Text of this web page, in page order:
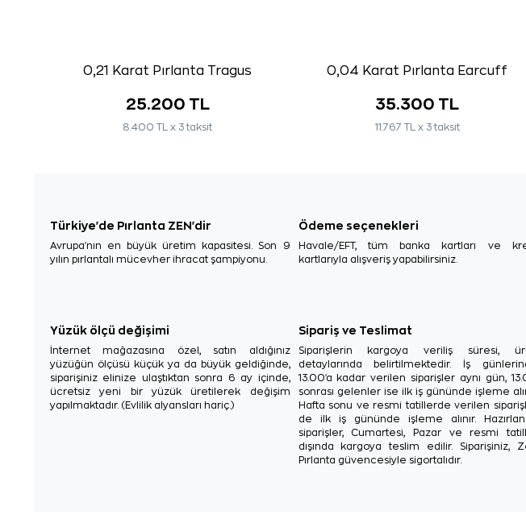
0,21 Karat Pırlanta Tragus
25.200 TL
8.400 TL x 3 taksit
0,04 Karat Pırlanta Earcuff
35.300 TL
11.767 TL x 3 taksit
Türkiye'de Pırlanta ZEN'dir
Avrupa'nın en büyük üretim kapasitesi. Son 9
yılın pırlantalı mücevher ihracat şampiyonu.
Ödeme seçenekleri
Havale/EFT, tüm banka kartları ve
kartlarıyla alışveriş yapabilirsiniz.
Yüzük ölçü değişimi
İnternet mağazasına özel, satın aldığınız
yüzüğün ölçüsü küçük ya da büyük geldiğinde,
siparişiniz elinize ulaştıktan sonra 6 ay içinde,
ücretsiz yeni bir yüzük üretilerek değişim
yapılmaktadır. (Evlilik alyansları hariç.)
Sipariş ve Teslimat
Siparişlerin kargoya veriliş süresi,
detaylarında belirtilmektedir. İş
13.00'a kadar verilen siparişler aynı gün,
sonrası gelenler ise ilk iş gününde işleme
Hafta sonu ve resmi tatillerde verilen
de ilk iş gününde işleme alınır.
siparişler, Cumartesi, Pazar ve resmi
dışında kargoya teslim edilir. Siparişiniz,
Pırlanta güvencesiyle sigortalıdır.